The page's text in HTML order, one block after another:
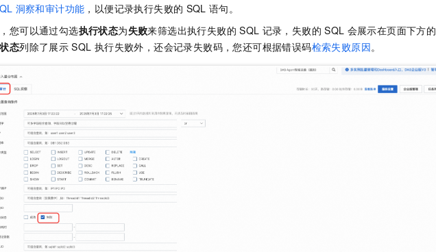
洞察和审计功能 ，以便记录执行失败的 SQL 语句。
您可以通过勾选执行状态为失败来筛选出执行失败的 SQL 记录，失败的 SQL 会展示在页面下方的
状态列除了展示 SQL 执行失败外，还会记录失败码，您还可根据错误码检索失败原因。